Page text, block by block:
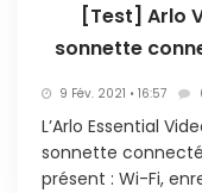
[Test] Arlo
sonnette
9 Fév. 2021 • 16:57
L’Arlo Essential
sonnette
présent : Wi-Fi,